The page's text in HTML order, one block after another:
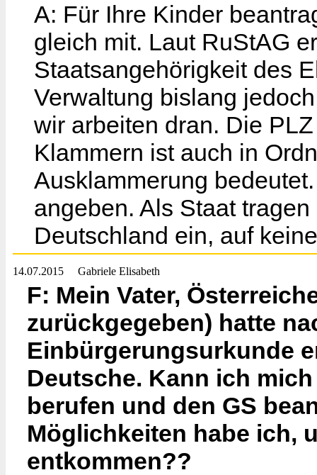
A: Für Ihre Kinder
gleich mit. Laut RuStAG
Staatsangehörigkeit des
Verwaltung bislang
wir arbeiten dran. Die
Klammern ist auch in
Ausklammerung
angeben. Als Staat
Deutschland ein, auf
14.07.2015 Gabriele Elisabeth
F: Mein Vater,
zurückgegeben) hatte
Einbürgerungsurkunde
Deutsche. Kann ich
berufen und den GS
Möglichkeiten habe ich,
entkommen??